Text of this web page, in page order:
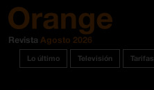
RevistaAgosto 2026
Lo último Televisión Tarifas